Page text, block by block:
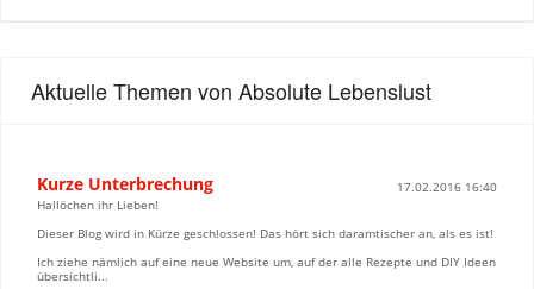
Aktuelle Themen von Absolute Lebenslust
Kurze Unterbrechung
17.02.2016 16:40
Hallöchen ihr Lieben!
Dieser Blog wird in Kürze geschlossen! Das hört sich daramtischer an, als es ist!
Ich ziehe nämlich auf eine neue Website um, auf der alle Rezepte und DIY Ideen
übersichtli...